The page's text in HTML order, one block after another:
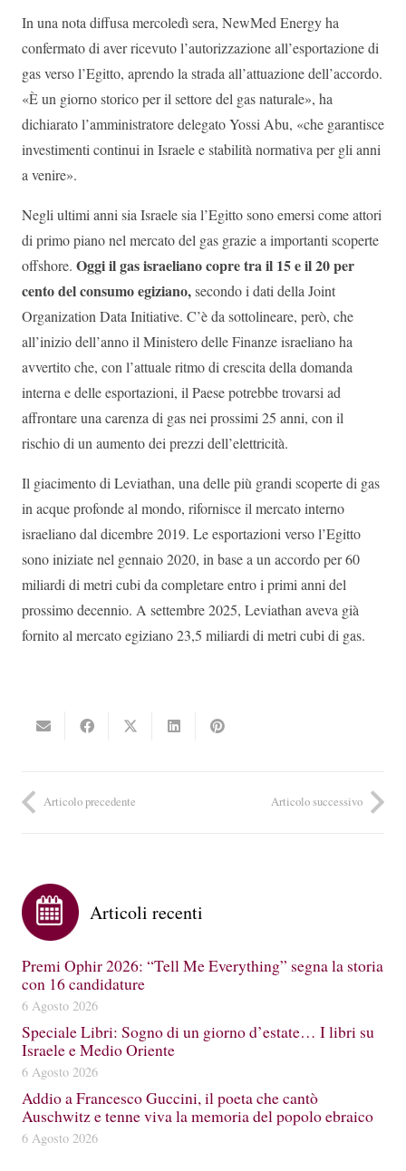
In una nota diffusa mercoledì sera, NewMed Energy ha
confermato di aver ricevuto l’autorizzazione all’esportazione di
gas verso l’Egitto, aprendo la strada all’attuazione dell’accordo.
«È un giorno storico per il settore del gas naturale», ha
dichiarato l’amministratore delegato Yossi Abu, «che garantisce
investimenti continui in Israele e stabilità normativa per gli anni
a venire».
Negli ultimi anni sia Israele sia l’Egitto sono emersi come attori
di primo piano nel mercato del gas grazie a importanti scoperte
offshore. Oggi il gas israeliano copre tra il 15 e il 20 per
cento del consumo egiziano,secondo i dati della Joint
Organization Data Initiative. C’è da sottolineare, però, che
all’inizio dell’anno il Ministero delle Finanze israeliano ha
avvertito che, con l’attuale ritmo di crescita della domanda
interna e delle esportazioni, il Paese potrebbe trovarsi ad
affrontare una carenza di gas nei prossimi 25 anni, con il
rischio di un aumento dei prezzi dell’elettricità.
Il giacimento di Leviathan, una delle più grandi scoperte di gas
in acque profonde al mondo, rifornisce il mercato interno
israeliano dal dicembre 2019. Le esportazioni verso l’Egitto
sono iniziate nel gennaio 2020, in base a un accordo per 60
miliardi di metri cubi da completare entro i primi anni del
prossimo decennio. A settembre 2025, Leviathan aveva già
fornito al mercato egiziano 23,5 miliardi di metri cubi di gas.
Articolo precedente Articolo successivo
Articoli recenti
Premi Ophir 2026: “Tell Me Everything” segna la storia
con 16 candidature
6 Agosto 2026
Speciale Libri: Sogno di un giorno d’estate… I libri su
Israele e Medio Oriente
6 Agosto 2026
Addio a Francesco Guccini, il poeta che cantò
Auschwitz e tenne viva la memoria del popolo ebraico
6 Agosto 2026